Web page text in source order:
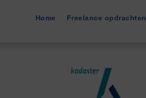
Home Freelance opdrachten